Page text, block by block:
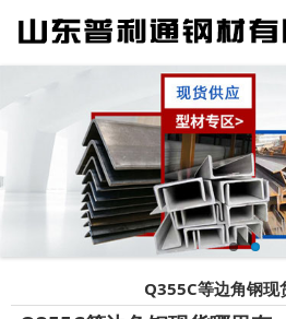
Q355C等边角钢现